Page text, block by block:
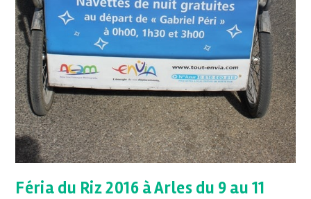
Féria du Riz 2016 à Arles du 9 au 11